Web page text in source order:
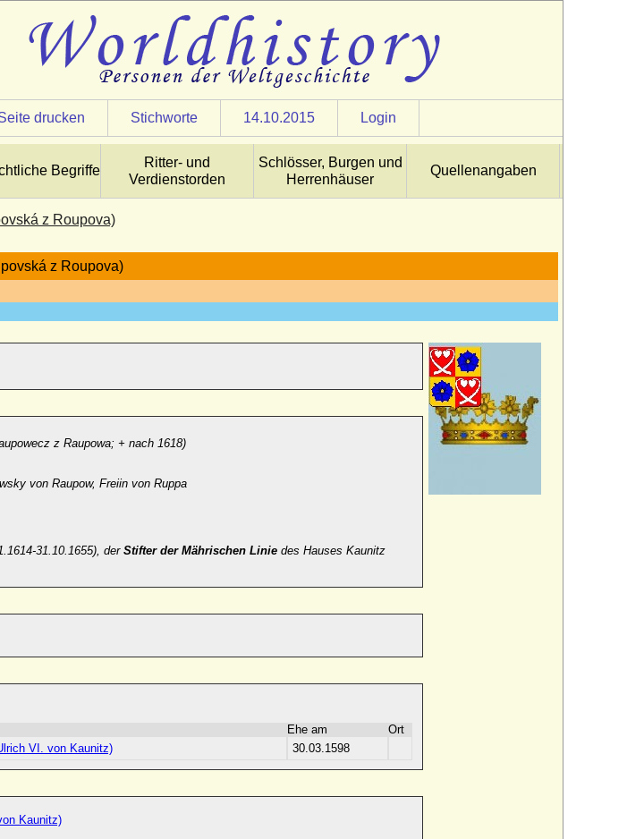
drucken Stichworte 14.10.2015 Login
Begriffe
Ritter- und
Verdienstorden
Schlösser, Burgen und
Herrenhäuser
Quellenangaben
z Roupova)
z Roupova)
z Raupowa; + nach 1618)
von Raupow, Freiin von Ruppa
31.10.1655), der Stifter der Mährischen Linie des Hauses Kaunitz
Ehe am
Ort
VI. von Kaunitz)
30.03.1598
Kaunitz)